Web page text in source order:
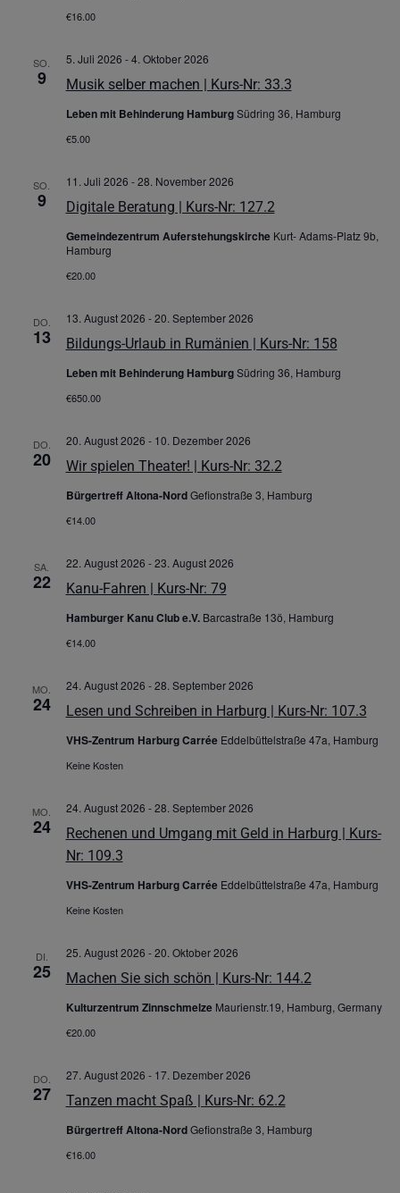
€16.00
SO.
9 Musik selber machen | Kurs-Nr: 33.3
5. Juli 2026 -4. Oktober 2026
Leben mit Behinderung HamburgSüdring 36, Hamburg
€5.00
SO.
9 Digitale Beratung | Kurs-Nr: 127.2
11. Juli 2026 -28. November 2026
Gemeindezentrum Auferstehungskirche Kurt- Adams-Platz 9b,
Hamburg
€20.00
DO.
13 Bildungs-Urlaub in Rumänien | Kurs-Nr: 158
13. August 2026 -20. September 2026
Leben mit Behinderung HamburgSüdring 36, Hamburg
€650.00
DO.
20 Wir spielen Theater! | Kurs-Nr: 32.2
20. August 2026 - 10. Dezember 2026
Bürgertreff Altona-NordGefionstraße 3, Hamburg
€14.00
SA.
22 Kanu-Fahren | Kurs-Nr: 79
22. August 2026 -23. August 2026
Hamburger Kanu Club e.V. Barcastraße 13ö, Hamburg
€14.00
MO.
24 Lesen und Schreiben in Harburg | Kurs-Nr: 107.3
24. August 2026 -28. September 2026
VHS-Zentrum Harburg Carrée Eddelbüttelstraße 47a, Hamburg
Keine Kosten
MO.
24
Rechenen und Umgang mit Geld in Harburg | Kurs-
Nr: 109.3
24. August 2026 -28. September 2026
VHS-Zentrum Harburg Carrée Eddelbüttelstraße 47a, Hamburg
Keine Kosten
DI.
25 Machen Sie sich schön | Kurs-Nr: 144.2
25. August 2026 -20. Oktober 2026
Kulturzentrum Zinnschmelze Maurienstr.19, Hamburg, Germany
€20.00
DO.
27 Tanzen macht Spaß | Kurs-Nr: 62.2
27. August 2026 - 17. Dezember 2026
Bürgertreff Altona-NordGefionstraße 3, Hamburg
€16.00